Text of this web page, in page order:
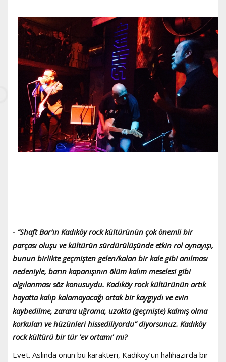
- “Shaft Bar’ın Kadıköy rock kültürünün çok önemli bir
parçası oluşu ve kültürün sürdürülüşünde etkin rol oynayışı,
bunun birlikte geçmişten gelen/kalan bir kale gibi anılması
nedeniyle, barın kapanışının ölüm kalım meselesi gibi
algılanması söz konusuydu. Kadıköy rock kültürünün artık
hayatta kalıp kalamayacağı ortak bir kaygıydı ve evin
kaybedilme, zarara uğrama, uzakta (geçmişte) kalmış olma
korkuları ve hüzünleri hissediliyordu” diyorsunuz. Kadıköy
rock kültürü bir tür 'ev ortamı' mı?
Evet. Aslında onun bu karakteri, Kadıköy’ün halihazırda bir